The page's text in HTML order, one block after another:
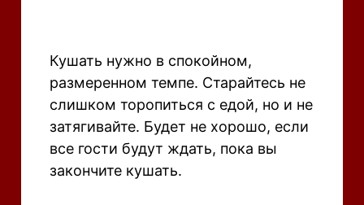
Кушать нужно в спокойном,
размеренном темпе. Старайтесь не
слишком торопиться с едой, но и не
затягивайте. Будет не хорошо, если
все гости будут ждать, пока вы
закончите кушать.